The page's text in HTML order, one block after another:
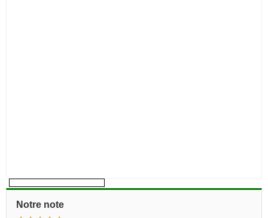
Notre note